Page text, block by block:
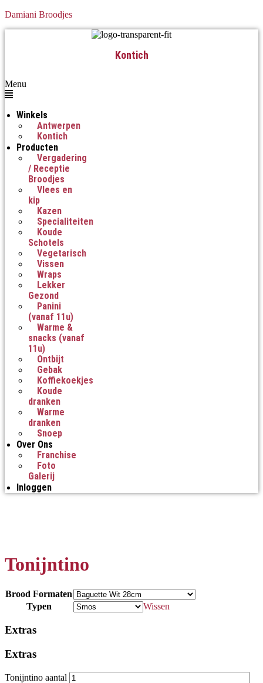
Damiani Broodjes
Kontich
Menu
Winkels
Antwerpen
Kontich
Producten
Vergadering
/ Receptie
Broodjes
Vlees en
kip
Kazen
Specialiteiten
Koude
Schotels
Vegetarisch
Vissen
Wraps
Lekker
Gezond
Panini
(vanaf 11u)
Warme &
snacks (vanaf
11u)
Ontbijt
Gebak
Koffiekoekjes
Koude
dranken
Warme
dranken
Snoep
Over Ons
Franchise
Foto
Galerij
Inloggen
Tonijntino
Brood Formaten
Typen
Wissen
Extras
Extras
Tonijntino aantal